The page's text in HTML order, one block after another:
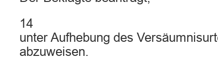
14
unter Aufhebung des
abzuweisen.